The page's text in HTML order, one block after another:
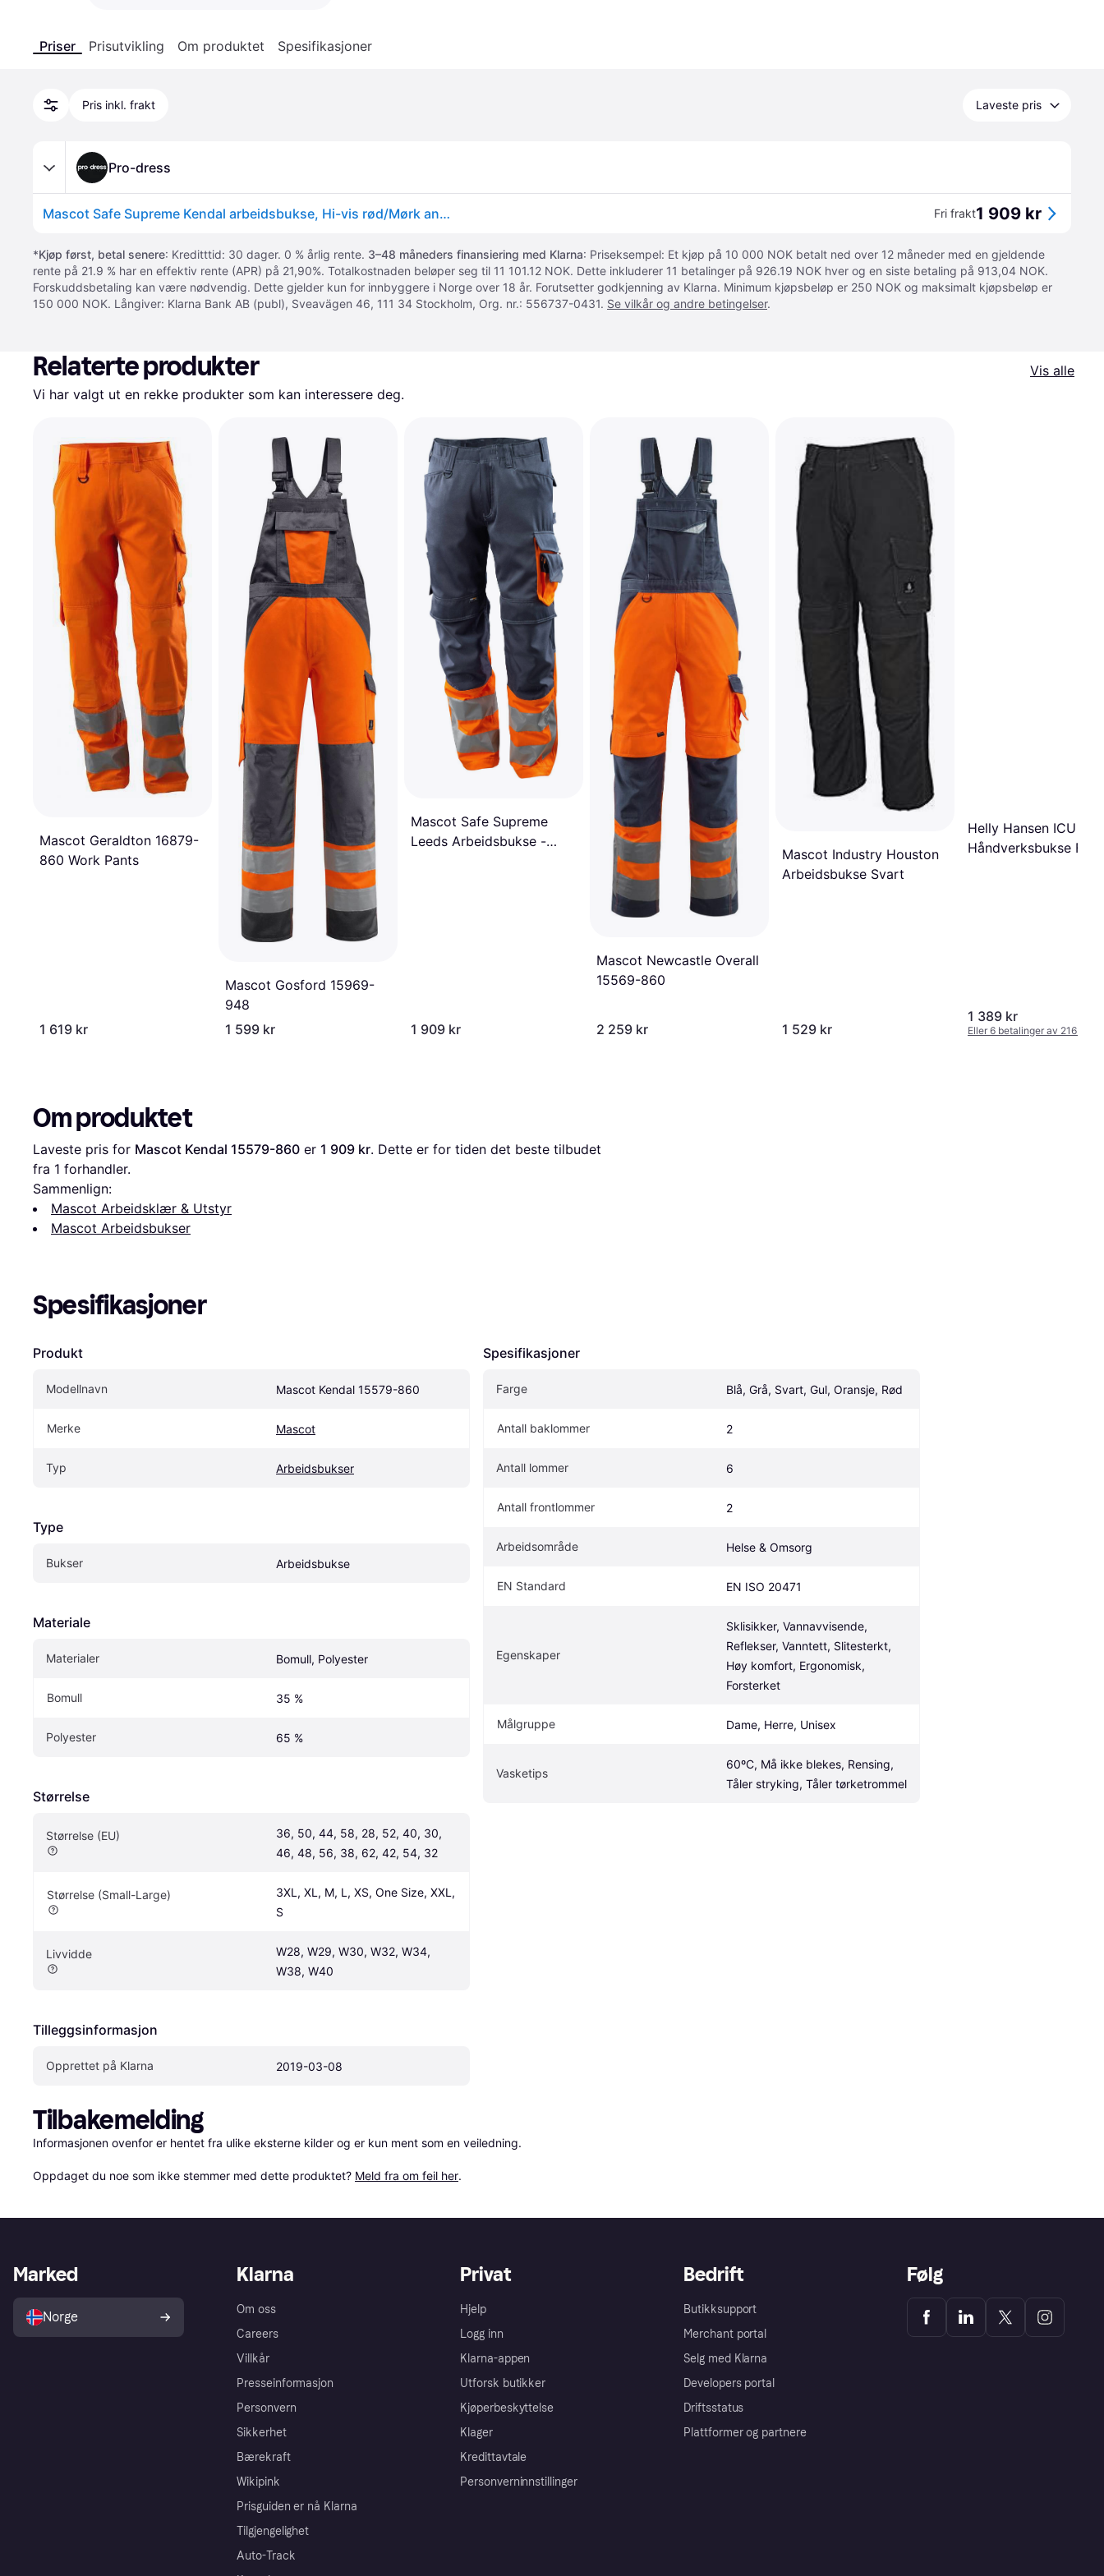
Priser Prisutvikling Om produktet Spesifikasjoner
Pris inkl. frakt Laveste pris
Pro-dress
Mascot Safe Supreme Kendal arbeidsbukse, Hi-vis rød/Mørk antrasitt Fri frakt1 909 kr
*Kjøp først, betal senere: Kreditttid: 30 dager. 0 % årlig rente. 3–48 måneders finansiering med Klarna: Priseksempel: Et kjøp på 10 000 NOK betalt ned over 12 måneder med en gjeldende
rente på 21.9 % har en effektiv rente (APR) på 21,90%. Totalkostnaden beløper seg til 11 101.12 NOK. Dette inkluderer 11 betalinger på 926.19 NOK hver og en siste betaling på 913,04 NOK.
Forskuddsbetaling kan være nødvendig. Dette gjelder kun for innbyggere i Norge over 18 år. Forutsetter godkjenning av Klarna. Minimum kjøpsbeløp er 250 NOK og maksimalt kjøpsbeløp er
150 000 NOK. Långiver: Klarna Bank AB (publ), Sveavägen 46, 111 34 Stockholm, Org. nr.: 556737-0431. Se vilkår og andre betingelser.
Relaterte produkter
Vis alle
Vi har valgt ut en rekke produkter som kan interessere deg.
Mascot Geraldton 16879-
860 Work Pants
1 619 kr
Mascot Gosford 15969-
948
1 599 kr
Mascot Safe Supreme
Leeds Arbeidsbukse -
1 909 kr
Mascot Newcastle Overall
15569-860
2 259 kr
Mascot Industry Houston
Arbeidsbukse Svart
1 529 kr
Helly Hansen ICU
Håndverksbukse Full
1 389 kr
Eller 6 betalinger av 216 kr
Om produktet
Laveste pris for Mascot Kendal 15579-860 er 1 909 kr. Dette er for tiden det beste tilbudet
fra 1 forhandler.
Sammenlign:
Mascot Arbeidsklær & Utstyr
Mascot Arbeidsbukser
Spesifikasjoner
Produkt
Modellnavn Mascot Kendal 15579-860
Merke Mascot
Typ Arbeidsbukser
Type
Bukser Arbeidsbukse
Materiale
Materialer Bomull, Polyester
Bomull 35 %
Polyester 65 %
Størrelse
Størrelse (EU)
36, 50, 44, 58, 28, 52, 40, 30,
46, 48, 56, 38, 62, 42, 54, 32
Størrelse (Small-Large)
3XL, XL, M, L, XS, One Size, XXL,
S
Livvidde
W28, W29, W30, W32, W34,
W38, W40
Tilleggsinformasjon
Opprettet på Klarna 2019-03-08
Spesifikasjoner
Farge Blå, Grå, Svart, Gul, Oransje, Rød
Antall baklommer 2
Antall lommer 6
Antall frontlommer 2
Arbeidsområde Helse & Omsorg
EN Standard EN ISO 20471
Egenskaper
Sklisikker, Vannavvisende,
Reflekser, Vanntett, Slitesterkt,
Høy komfort, Ergonomisk,
Forsterket
Målgruppe Dame, Herre, Unisex
Vasketips
60ºC, Må ikke blekes, Rensing,
Tåler stryking, Tåler tørketrommel
Tilbakemelding
Informasjonen ovenfor er hentet fra ulike eksterne kilder og er kun ment som en veiledning.
Oppdaget du noe som ikke stemmer med dette produktet? Meld fra om feil her.
Klarna
Om oss
Careers
Villkår
Presseinformasjon
Personvern
Sikkerhet
Bærekraft
Wikipink
Prisguiden er nå Klarna
Tilgjengelighet
Auto-Track
Privat
Hjelp
Logg inn
Klarna-appen
Utforsk butikker
Kjøperbeskyttelse
Klager
Kredittavtale
Personverninnstillinger
Bedrift
Butikksupport
Merchant portal
Selg med Klarna
Developers portal
Driftsstatus
Plattformer og partnere
Marked
Norge
Følg